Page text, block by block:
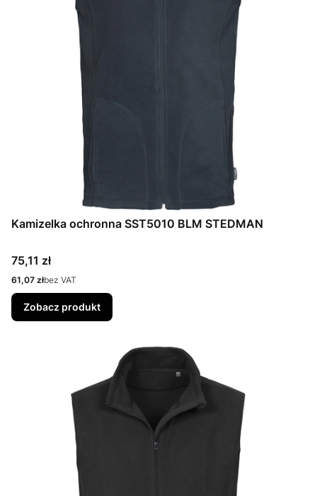
Kamizelka ochronna SST5010 BLM STEDMAN
Cena
75,11 zł
Cena
61,07 złbez VAT
Zobacz produkt